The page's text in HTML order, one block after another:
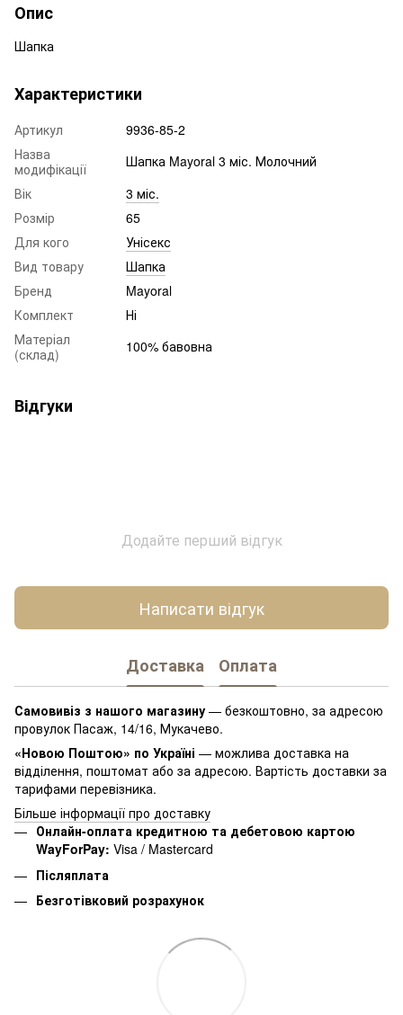
Опис
Шапка
Характеристики
Артикул
9936-85-2
Назва
модифікації
Шапка Mayoral 3 міс. Молочний
Вік
3 міс.
Розмір
65
Для кого
Унісекс
Вид товару
Шапка
Бренд
Mayoral
Комплект
Ні
Матеріал
(склад)
100% бавовна
Відгуки
Додайте перший відгук
Написати відгук
Доставка Оплата
Самовивіз з нашого магазину — безкоштовно, за адресою
провулок Пасаж, 14/16, Мукачево.
«Новою Поштою» по Україні — можлива доставка на
відділення, поштомат або за адресою. Вартість доставки за
тарифами перевізника.
Більше інформації про доставку
Онлайн-оплата кредитною та дебетовою картою
WayForPay: Visa / Mastercard
Післяплата
Безготівковий розрахунок